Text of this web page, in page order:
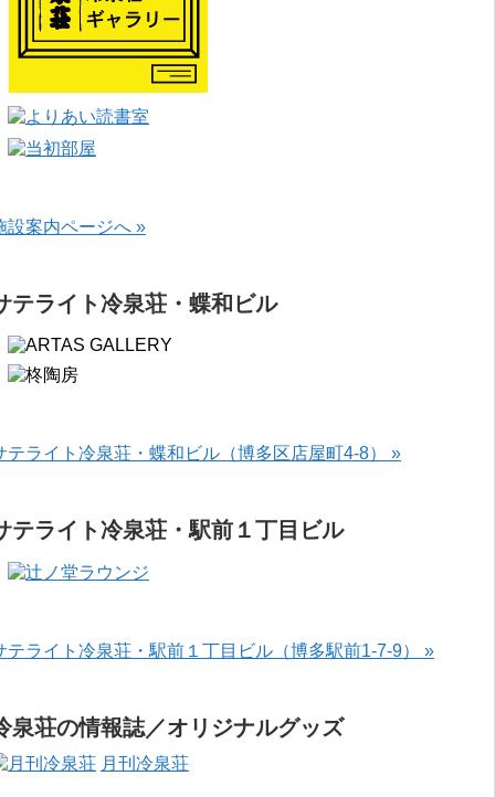
設案内ページへ »
テライト冷泉荘・蝶和ビル
テライト冷泉荘・蝶和ビル（博多区店屋町4-8） »
テライト冷泉荘・駅前１丁目ビル
テライト冷泉荘・駅前１丁目ビル（博多駅前1-7-9） »
泉荘の情報誌／オリジナルグッズ
月刊冷泉荘